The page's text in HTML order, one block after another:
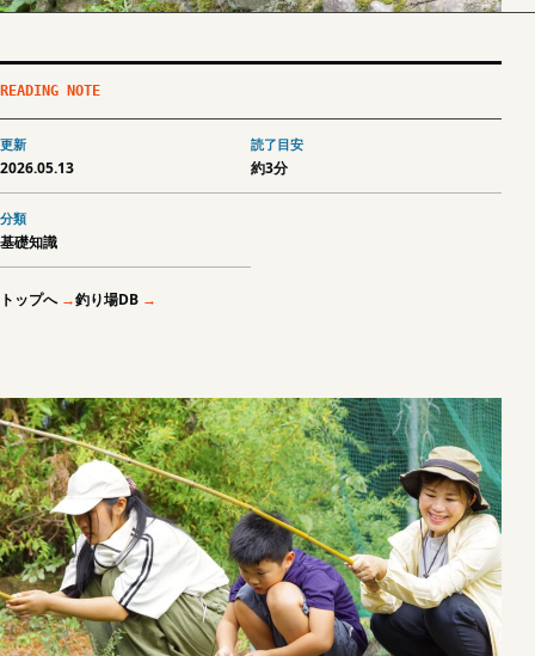
READING NOTE
更新
2026.05.13
読了目安
約3分
分類
基礎知識
トップへ 釣り場DB